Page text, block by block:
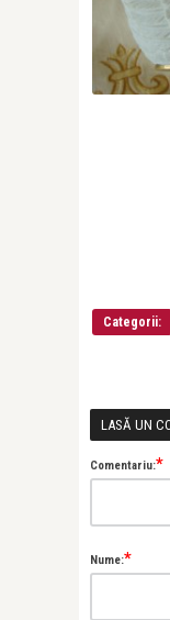
Categorii:
LASĂ UN
Comentariu:*
Nume:*